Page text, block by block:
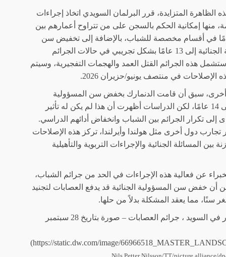
الظاهرة المتزايدة، قرر البرلمان السويدي اتخاذ إجراءات
منها إمكانية الحكم بالسجن على من تتراوح أعمارهم بين
عامًا في أقسام مخصصة للشباب، بالإضافة إلى تخفيض سن
المسؤولية الجنائية إلى 13 عامًا بشكل تجريبي في حالات الجرائم
هذه الجرائم القتل العمد والهجمات التفجيرية، وسيتم
الإصلاحات في منتصف يونيو/حزيران 2026.
سبق أن قامت الدنمارك بخفض سن المسؤولية
الجنائية إلى 14 عامًا، لكن الدراسات أظهرت أن هذا لم يكن له تأثير
إلى تكرار الجرائم بين الشباب وانخفاض أدائهم الدراسي.
تجارب دول أخرى مثل هولندا وأيرلندا، تركز هذه الإصلاحات
بين المسائلة الجنائية والإجراءات التربوية والتأهيلية
عن فعالية هذه الإجراءات في الحد من جرائم الشباب،
أن خفض سن المسؤولية الجنائية قد يدفع العصابات لتجنيد
سنًا، مما يعقد المشكلة بدلاً من حلها.
![إطلاق نار في السويد ، جرائم العصابات – صورة بتاريخ 28 سبتمبر